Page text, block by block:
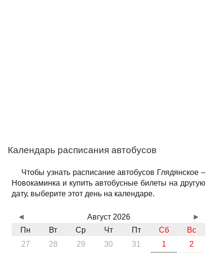
Календарь расписания автобусов
Чтобы узнать расписание автобусов Глядянское –
Новокаминка и купить автобусные билеты на другую
дату, выберите этот день на календаре.
Август 2026
Пн
Вт Ср Чт Пт Сб
Вс
27
28 29 30 31 1
2
◄ ►